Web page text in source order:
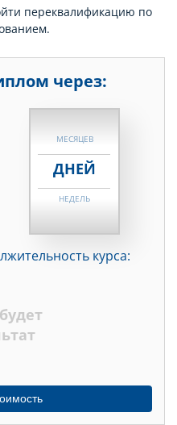
переквалификацию по
через:
НЕДЕЛЬ
МЕСЯЦЕВ
ДНЕЙ
НЕДЕЛЬ
ДНЕЙ курса: